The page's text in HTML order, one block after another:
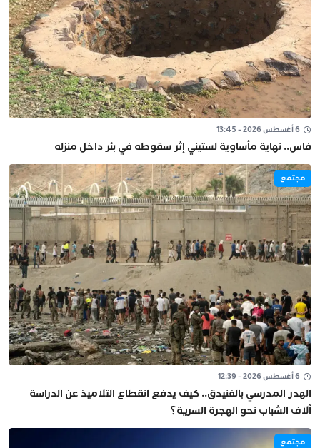
6 أغسطس 2026 - 13:45
فاس.. نهاية مأساوية لستيني إثر سقوطه في بئر داخل منزله
مجتمع
6 أغسطس 2026 - 12:39
الهدر المدرسي بالفنيدق.. كيف يدفع انقطاع التلاميذ عن الدراسة
آلاف الشباب نحو الهجرة السرية؟
مجتمع